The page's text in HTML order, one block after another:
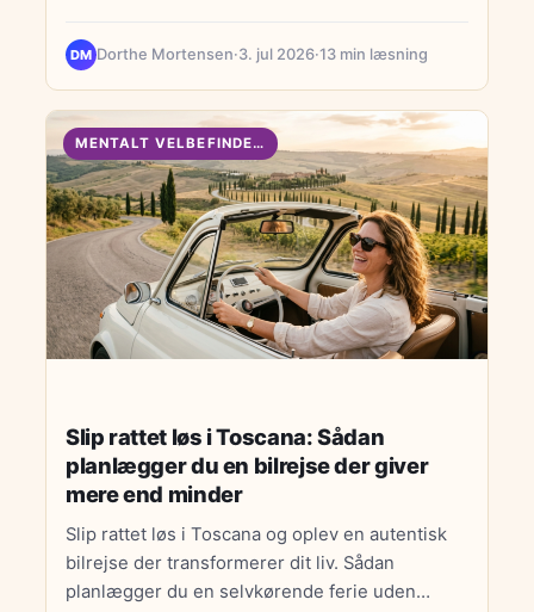
DM Dorthe Mortensen·3. jul 2026·13 min læsning
MENTALT VELBEFINDENDE
Slip rattet løs i Toscana: Sådan
planlægger du en bilrejse der giver
mere end minder
Slip rattet løs i Toscana og oplev en autentisk
bilrejse der transformerer dit liv. Sådan
planlægger du en selvkørende ferie uden